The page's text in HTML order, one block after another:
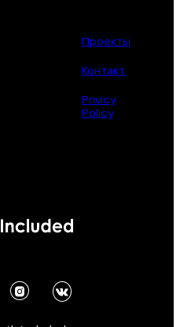
Проекты
Контакт
Privicy
Policy